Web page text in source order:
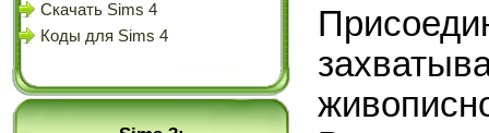
Скачать Sims 4
Коды для Sims 4